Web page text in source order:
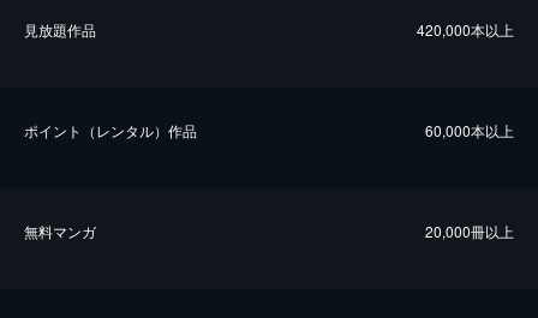
⾒放題作品 420,000本以上
ポイント（レンタル）作品 60,000本以上
無料マンガ 20,000冊以上